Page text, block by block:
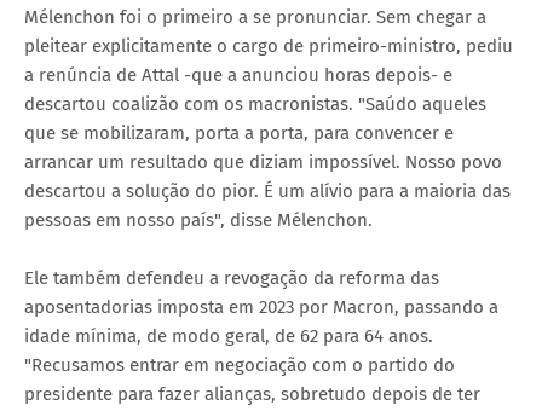
Mélenchon foi o primeiro a se pronunciar. Sem chegar a
pleitear explicitamente o cargo de primeiro-ministro, pediu
a renúncia de Attal -que a anunciou horas depois- e
descartou coalizão com os macronistas. "Saúdo aqueles
que se mobilizaram, porta a porta, para convencer e
arrancar um resultado que diziam impossível. Nosso povo
descartou a solução do pior. É um alívio para a maioria das
pessoas em nosso país", disse Mélenchon.
Ele também defendeu a revogação da reforma das
aposentadorias imposta em 2023 por Macron, passando a
idade mínima, de modo geral, de 62 para 64 anos.
"Recusamos entrar em negociação com o partido do
presidente para fazer alianças, sobretudo depois de ter